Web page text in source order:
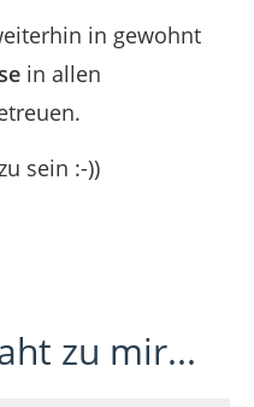
in gewohnt
in allen
sein :-))
zu mir...